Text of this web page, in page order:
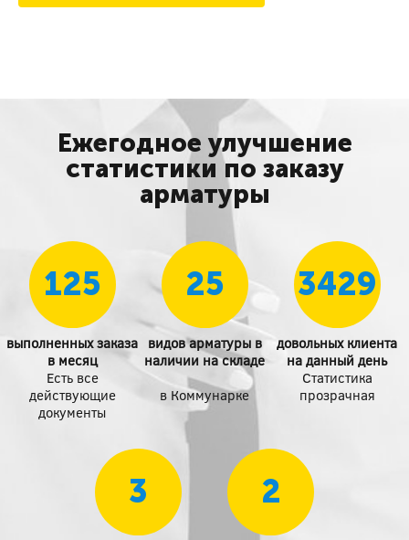
Ежегодное улучшение
статистики по заказу
арматуры
125
выполненных заказа
в месяц
Есть все
действующие
документы
25
видов арматуры в
наличии на складе
в Коммунарке
3429
довольных клиента
на данный день
Статистика
прозрачная
3 2